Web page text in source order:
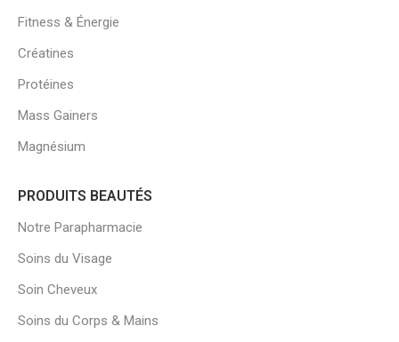
Fitness & Énergie
Créatines
Protéines
Mass Gainers
Magnésium
PRODUITS BEAUTÉS
Notre Parapharmacie
Soins du Visage
Soin Cheveux
Soins du Corps & Mains